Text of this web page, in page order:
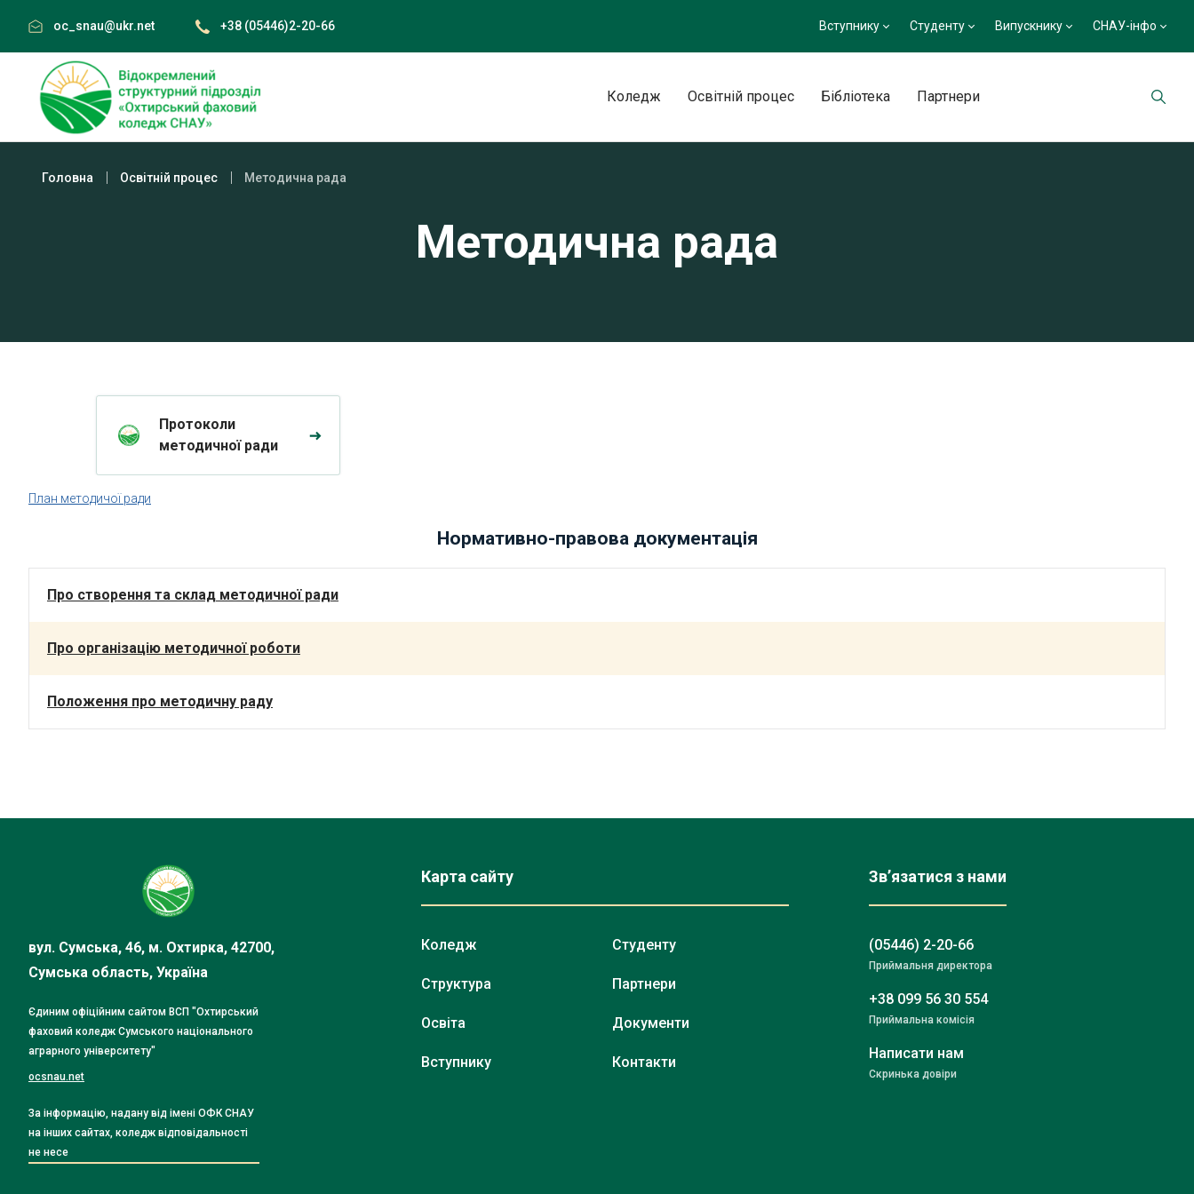
content
oc_snau@ukr.net +38 (05446)2-20-66 Вступнику Студенту Випускнику СНАУ-інфо
Коледж Освітній процес Бібліотека Партнери
Головна Освітній процес Методична рада
Методична рада
Протоколи
методичної ради
План методичої ради
Нормативно-правова документація
Про створення та склад методичної ради
Про організацію методичної роботи
Положення про методичну раду
вул. Сумська, 46, м. Охтирка, 42700,
Сумська область, Україна
Єдиним офіційним сайтом ВСП "Охтирський
фаховий коледж Сумського національного
аграрного університету"
ocsnau.net
За інформацію, надану від імені ОФК СНАУ
на інших сайтах, коледж відповідальності
не несе
Карта сайту
Коледж
Структура
Освіта
Вступнику
Студенту
Партнери
Документи
Контакти
Зв’язатися з нами
(05446) 2-20-66
Приймальня директора
+38 099 56 30 554
Приймальна комісія
Написати нам
Скринька довіри